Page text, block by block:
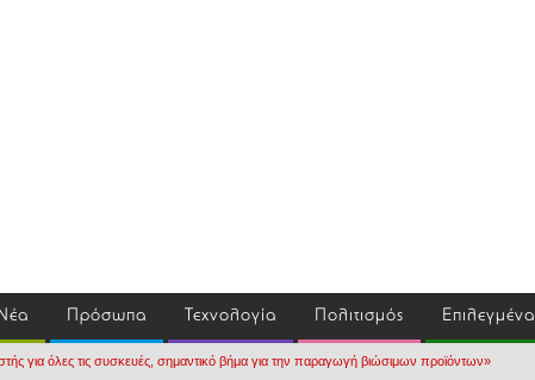
Πρόσωπα Τεχνολογία Πολιτισμός Επιλεγμένα
για όλες τις συσκευές, σημαντικό βήμα για την παραγωγή βιώσιμων προϊόντων»